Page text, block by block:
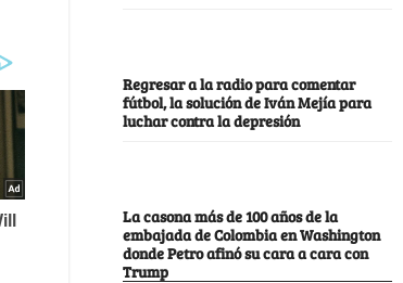
Regresar a la radio para comentar
fútbol, la solución de Iván Mejía para
luchar contra la depresión
La casona más de 100 años de la
embajada de Colombia en Washington
donde Petro afinó su cara a cara con
Trump